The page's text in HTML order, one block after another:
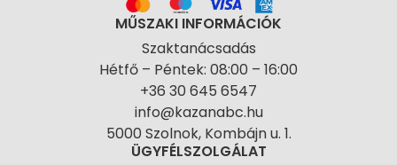
MŰSZAKI INFORMÁCIÓK
Szaktanácsadás
Hétfő – Péntek: 08:00 – 16:00
+36 30 645 6547
info@kazanabc.hu
5000 Szolnok, Kombájn u. 1.
ÜGYFÉLSZOLGÁLAT